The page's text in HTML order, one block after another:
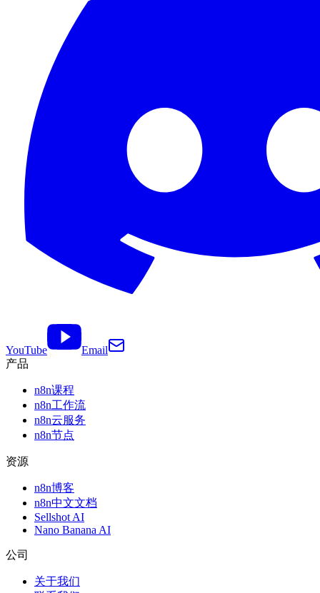
YouTube
Email
产品
n8n课程
n8n工作流
n8n云服务
n8n节点
资源
n8n博客
n8n中文文档
Sellshot AI
Nano Banana AI
公司
关于我们